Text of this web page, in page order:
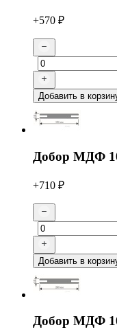
+570 ₽
Добавить в
Добор МДФ
+710 ₽
Добавить в
Добор МДФ